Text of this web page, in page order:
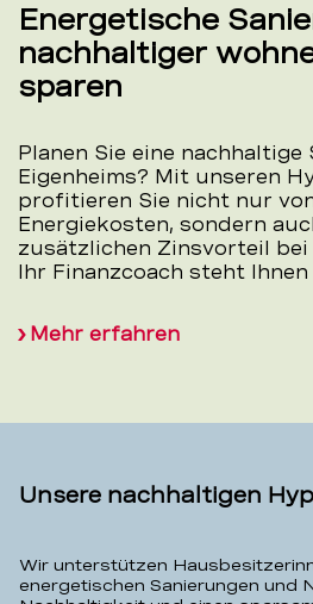
Energetische
nachhaltiger
sparen
Planen Sie eine nachhaltige
Eigenheims? Mit unseren
profitieren Sie nicht nur
Energiekosten, sondern
zusätzlichen Zinsvorteil bei
Ihr Finanzcoach steht
Mehr erfahren
Unsere nachhaltigen
Wir unterstützen
energetischen Sanierungen und